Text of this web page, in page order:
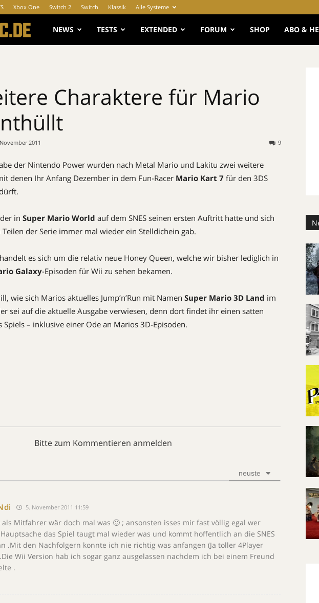
Xbox One Switch 2 Switch Klassik Alle Systeme
MANIAC.de
NEWS TESTS EXTENDED FORUM SHOP ABO &
Charaktere für Mario
2011 9
der Nintendo Power wurden nach Metal Mario und Lakitu zwei weitere
denen Ihr Anfang Dezember in dem Fun-Racer Mario Kart 7 für den 3DS
in Super Mario World auf dem SNES seinen ersten Auftritt hatte und sich
der Serie immer mal wieder ein Stelldichein gab.
es sich um die relativ neue Honey Queen, welche wir bisher lediglich in
Galaxy-Episoden für Wii zu sehen bekamen.
wie sich Marios aktuelles Jump’n’Run mit Namen Super Mario 3D Land im
sei auf die aktuelle Ausgabe verwiesen, denn dort findet ihr einen satten
Spiels – inklusive einer Ode an Marios 3D-Episoden.
Bitte zum Kommentieren anmelden
neuste
5. November 2011 11:59
als Mitfahrer wär doch mal was 🙂 ; ansonsten isses mir fast völlig egal wer
das Spiel taugt mal wieder was und kommt hoffentlich an die SNES
.Mit den Nachfolgern konnte ich nie richtig was anfangen (Ja toller 4Player
Wii Version hab ich sogar ganz ausgelassen nachdem ich bei einem Freund
.